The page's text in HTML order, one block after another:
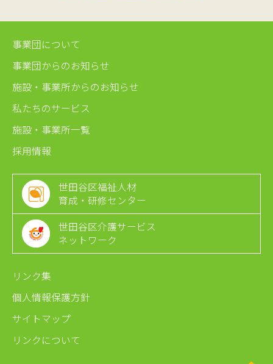
事業団について
事業団からのお知らせ
施設・事業所からのお知らせ
私たちのサービス
施設・事業所一覧
採用情報
世田谷区福祉人材
育成・研修センター
世田谷区介護サービス
ネットワーク
リンク集
個人情報保護方針
サイトマップ
リンクについて